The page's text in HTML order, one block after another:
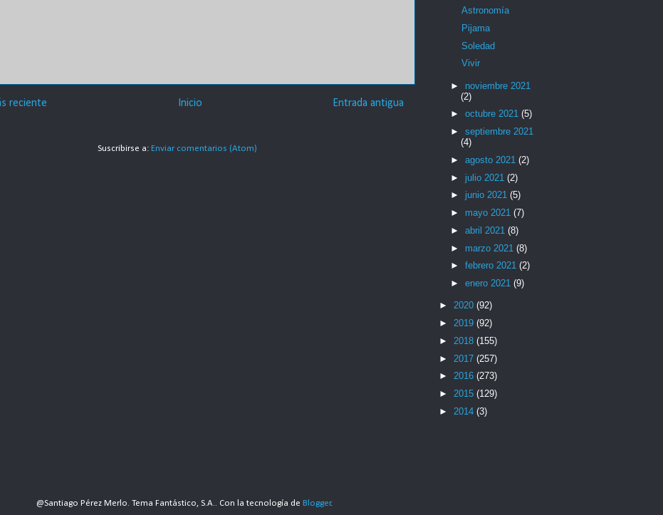
reciente Entrada antigua
Inicio
Suscribirse a: Enviar comentarios (Atom)
Astronomía
Pijama
Soledad
Vivir
► noviembre 2021
(2)
► octubre 2021 (5)
► septiembre 2021
(4)
► agosto 2021 (2)
► julio 2021 (2)
► junio 2021 (5)
► mayo 2021 (7)
► abril 2021 (8)
► marzo 2021 (8)
► febrero 2021 (2)
► enero 2021 (9)
► 2020 (92)
► 2019 (92)
► 2018 (155)
► 2017 (257)
► 2016 (273)
► 2015 (129)
► 2014 (3)
@Santiago Pérez Merlo. Tema Fantástico, S.A.. Con la tecnología de Blogger.